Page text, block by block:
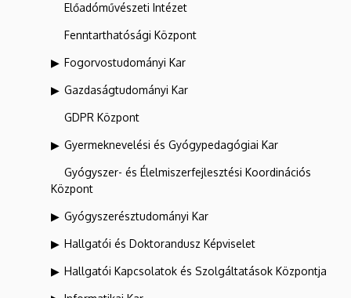
Előadóművészeti Intézet
Fenntarthatósági Központ
Fogorvostudományi Kar
Gazdaságtudományi Kar
GDPR Központ
Gyermeknevelési és Gyógypedagógiai Kar
Gyógyszer- és Élelmiszerfejlesztési Koordinációs
Központ
Gyógyszerésztudományi Kar
Hallgatói és Doktorandusz Képviselet
Hallgatói Kapcsolatok és Szolgáltatások Központja